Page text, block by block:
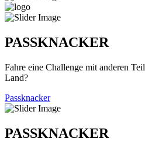
PASSKNACKER
Fahre eine Challenge mit anderen
Land?
Passknacker
PASSKNACKER